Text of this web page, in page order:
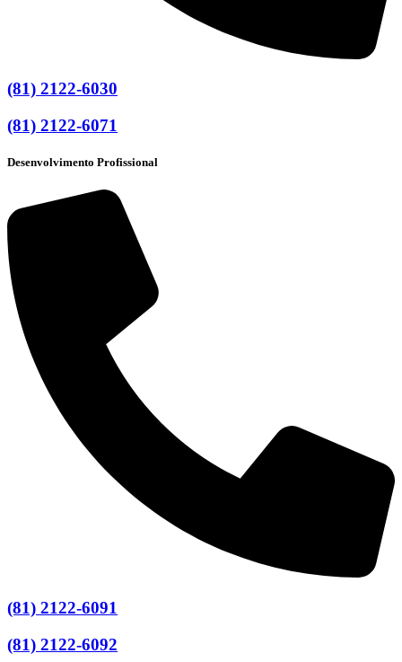
(81) 2122-6030
(81) 2122-6071
Desenvolvimento Profissional
(81) 2122-6091
(81) 2122-6092